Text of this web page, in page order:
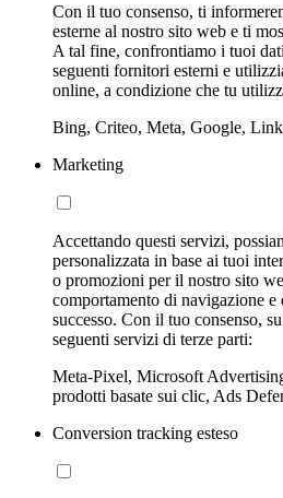
Con il tuo consenso, ti
esterne al nostro sito web e ti
A tal fine, confrontiamo i tuoi
seguenti fornitori esterni e
online, a condizione che tu
Bing, Criteo, Meta, Google,
Marketing
Accettando questi servizi,
personalizzata in base ai tuoi
o promozioni per il nostro sito
comportamento di navigazione
successo. Con il tuo consenso,
seguenti servizi di terze parti:
Meta-Pixel, Microsoft
prodotti basate sui clic, Ads
Conversion tracking esteso